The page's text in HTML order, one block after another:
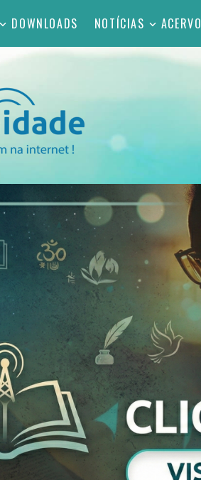
DOWNLOADS NOTÍCIAS ACERVO